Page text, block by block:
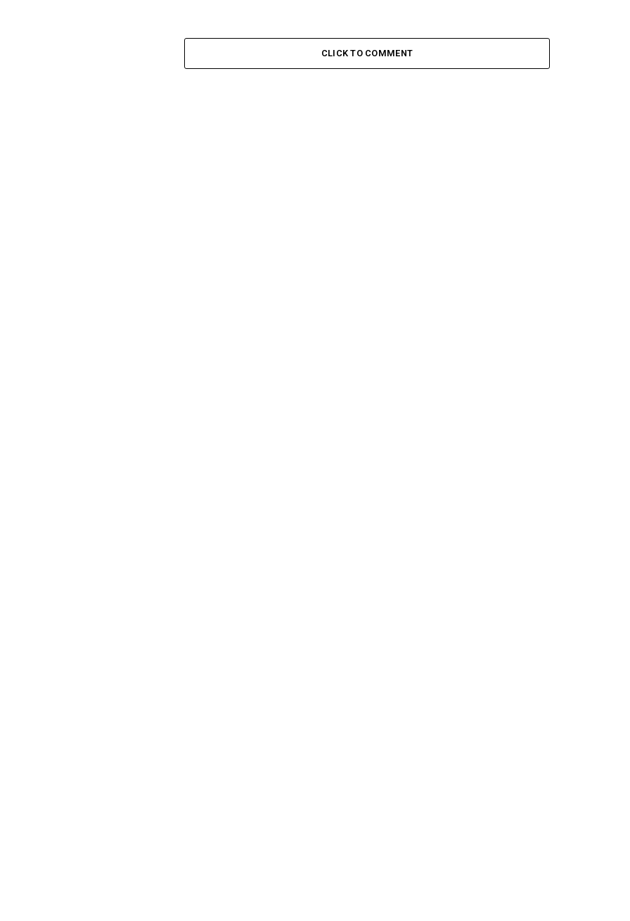
CLICK TO COMMENT